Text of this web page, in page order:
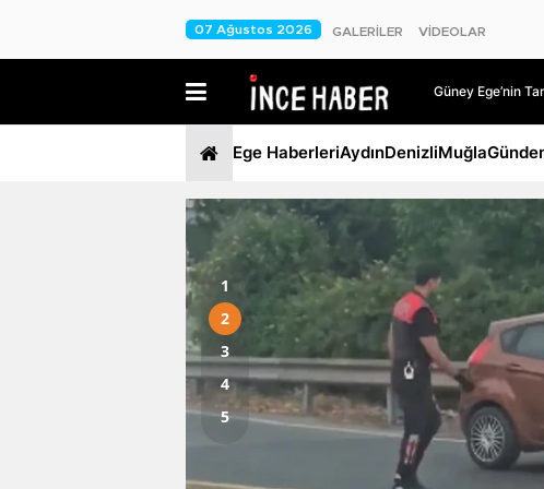
07 Ağustos 2026 GALERİLER VİDEOLAR
Güney Ege’nin
Ege HaberleriAydınDenizliMuğla
1
2
3
4
5